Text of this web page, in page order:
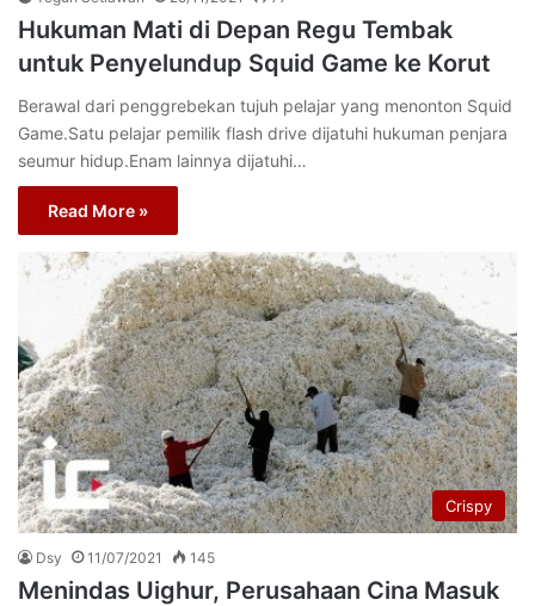
Hukuman Mati di Depan Regu Tembak
untuk Penyelundup Squid Game ke Korut
Berawal dari penggrebekan tujuh pelajar yang menonton Squid
Game.Satu pelajar pemilik flash drive dijatuhi hukuman penjara
seumur hidup.Enam lainnya dijatuhi…
Read More »
Crispy
Dsy 11/07/2021 145
Menindas Uighur, Perusahaan Cina Masuk